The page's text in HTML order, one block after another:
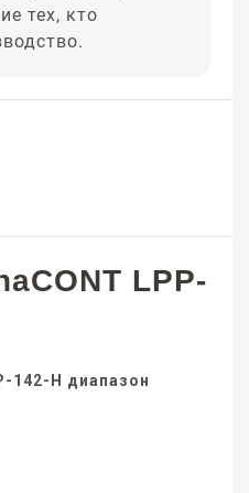
тех, кто
LPP-
142-H диапазон